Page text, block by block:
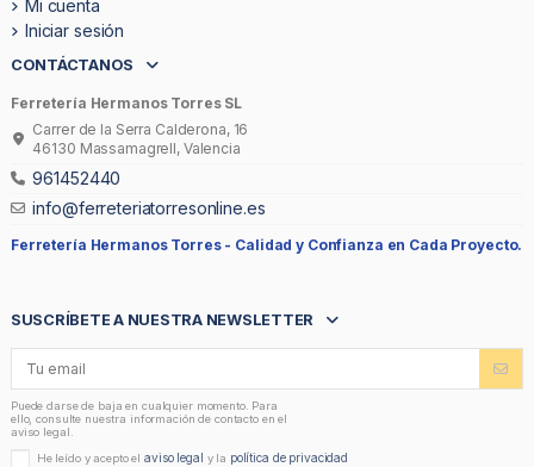
Mi cuenta
Iniciar sesión
CONTÁCTANOS
Ferretería Hermanos Torres SL
Carrer de la Serra Calderona, 16
46130 Massamagrell, Valencia
961452440
info@ferreteriatorresonline.es
Ferretería Hermanos Torres - Calidad y Confianza en Cada Proyecto.
SUSCRÍBETE A NUESTRA NEWSLETTER
Puede darse de baja en cualquier momento. Para
ello, consulte nuestra información de contacto en el
aviso legal.
He leído y acepto elaviso legal y la política de privacidad